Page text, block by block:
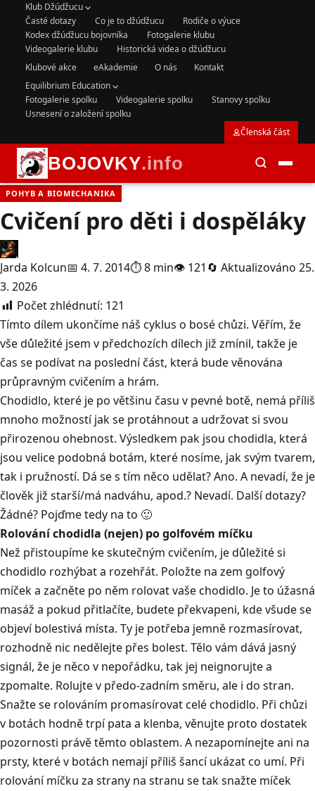
Klub Džúdžucu
Časté dotazy
Co je to džúdžucu
Rodiče o výuce
Kodex džúdžucu bojovníka
Fotogalerie klubu
Videogalerie klubu
Historická videa o džúdžucu
Klubové akce
eAkademie O nás
Kontakt
Equilibrium Education
Fotogalerie spolku
Videogalerie spolku
Stanovy spolku
Usnesení o založení spolku
Členská část
BOJOVKY.info
POHYB A BIOMECHANIKA
Cvičení pro děti i dospěláky
Jarda Kolcun📅 4. 7. 2014⏱ 8 min👁 121 🔄 Aktualizováno 25.
3. 2026
Počet zhlédnutí: 121
Tímto dílem ukončíme náš cyklus o bosé chůzi. Věřím, že
vše důležité jsem v předchozích dílech již zmínil, takže je
čas se podívat na poslední část, která bude věnována
průpravným cvičením a hrám.
Chodidlo, které je po většinu času v pevné botě, nemá příliš
mnoho možností jak se protáhnout a udržovat si svou
přirozenou ohebnost. Výsledkem pak jsou chodidla, která
jsou velice podobná botám, které nosíme, jak svým tvarem,
tak i pružností. Dá se s tím něco udělat? Ano. A nevadí, že je
člověk již starší/má nadváhu, apod.? Nevadí. Další dotazy?
Žádné? Pojďme tedy na to 🙂
Rolování chodidla (nejen) po golfovém míčku
Než přistoupíme ke skutečným cvičením, je důležité si
chodidlo rozhýbat a rozehřát. Položte na zem golfový
míček a začněte po něm rolovat vaše chodidlo. Je to úžasná
masáž a pokud přitlačíte, budete překvapeni, kde všude se
objeví bolestivá místa. Ty je potřeba jemně rozmasírovat,
rozhodně nic nedělejte přes bolest. Tělo vám dává jasný
signál, že je něco v nepořádku, tak jej neignorujte a
zpomalte. Rolujte v předo-zadním směru, ale i do stran.
Snažte se rolováním promasírovat celé chodidlo. Při chůzi
v botách hodně trpí pata a klenba, věnujte proto dostatek
pozornosti právě těmto oblastem. A nezapomínejte ani na
prsty, které v botách nemají příliš šancí ukázat co umí. Při
rolování míčku za strany na stranu se tak snažte míček